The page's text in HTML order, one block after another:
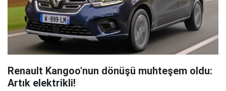
Renault Kangoo'nun dönüşü muhteşem oldu:
Artık elektrikli!